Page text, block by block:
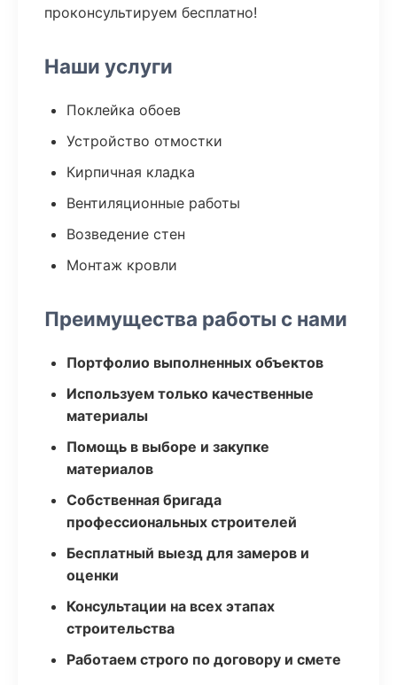
проконсультируем бесплатно!
Наши услуги
Поклейка обоев
Устройство отмостки
Кирпичная кладка
Вентиляционные работы
Возведение стен
Монтаж кровли
Преимущества работы с нами
Портфолио выполненных объектов
Используем только качественные
материалы
Помощь в выборе и закупке
материалов
Собственная бригада
профессиональных строителей
Бесплатный выезд для замеров и
оценки
Консультации на всех этапах
строительства
Работаем строго по договору и смете